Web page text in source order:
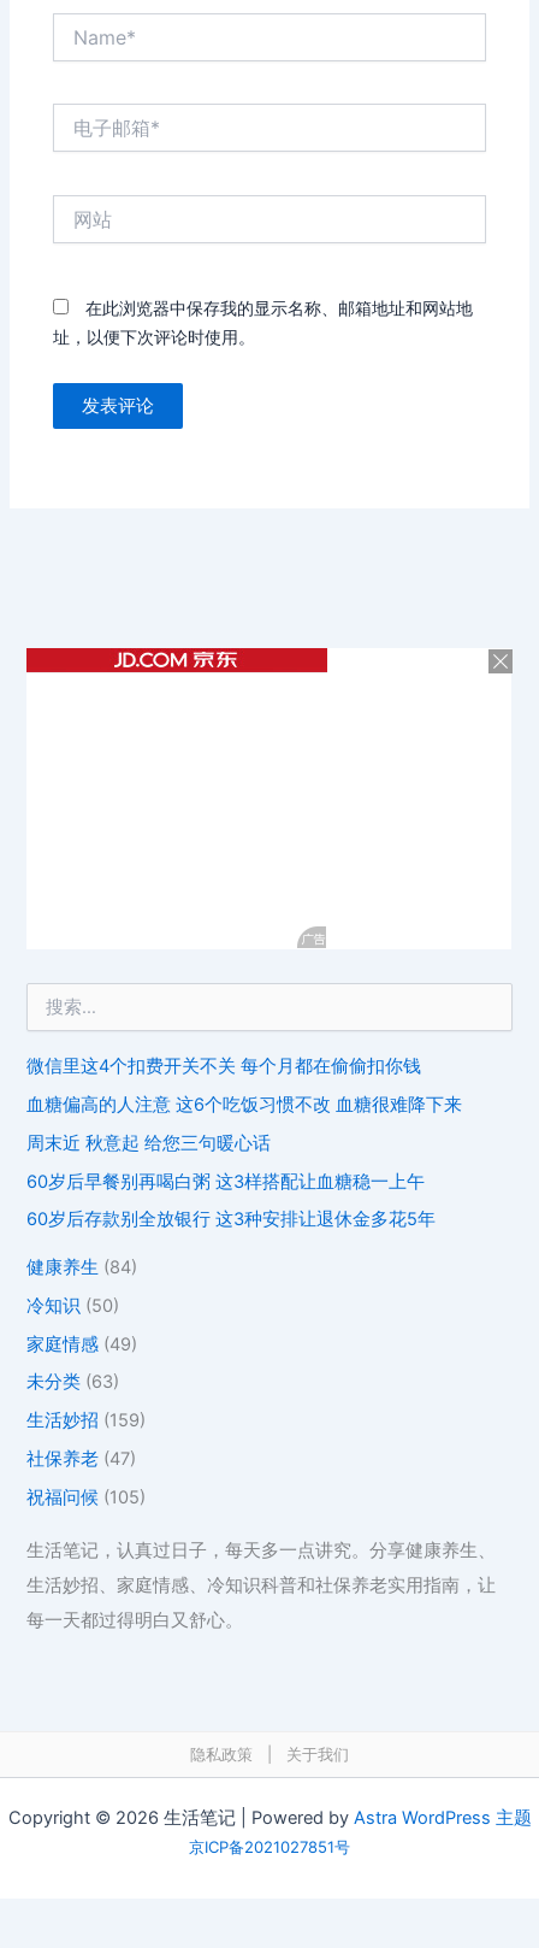
在此浏览器中保存我的显示名称、邮箱地址和网站地
址，以便下次评论时使用。
微信里这4个扣费开关不关 每个月都在偷偷扣你钱
血糖偏高的人注意 这6个吃饭习惯不改 血糖很难降下来
周末近 秋意起 给您三句暖心话
60岁后早餐别再喝白粥 这3样搭配让血糖稳一上午
60岁后存款别全放银行 这3种安排让退休金多花5年
健康养生 (84)
冷知识 (50)
家庭情感 (49)
未分类 (63)
生活妙招 (159)
社保养老 (47)
祝福问候 (105)
生活笔记，认真过日子，每天多一点讲究。分享健康养生、
生活妙招、家庭情感、冷知识科普和社保养老实用指南，让
每一天都过得明白又舒心。
隐私政策 关于我们
Copyright © 2026 生活笔记 | Powered by Astra WordPress 主题
京ICP备2021027851号